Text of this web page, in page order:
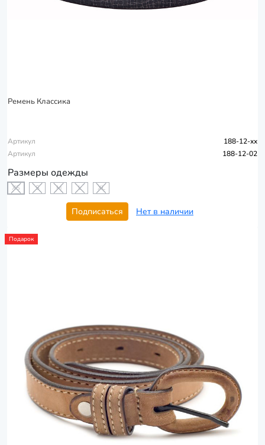
Ремень Классика
Артикул
188-12-xx
Артикул
188-12-02
Размеры одежды
XS S M L XL
Подписаться Нет в наличии
Подарок